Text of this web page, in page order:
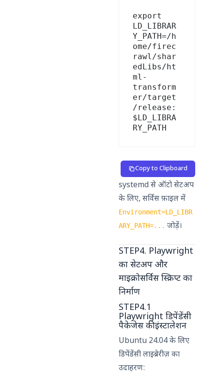
export
LD_LIBRAR
Y_PATH=/h
ome/firec
rawl/shar
edLibs/ht
ml-
transform
er/target
/release:
$LD_LIBRA
Copy to Clipboard
systemd से ऑटो सेटअप
के लिए, सर्विस फ़ाइल में
Environment=LD_LIBR
ARY_PATH=... जोड़ें।
STEP4. Playwright
का सेटअप और
माइक्रोसर्विस स्क्रिप्ट का
निर्माण
STEP4.1
Playwright डिपेंडेंसी
पैकेजेस की इंस्टालेशन
Ubuntu 24.04 के लिए
डिपेंडेंसी लाइब्रेरीज़ का
उदाहरण: